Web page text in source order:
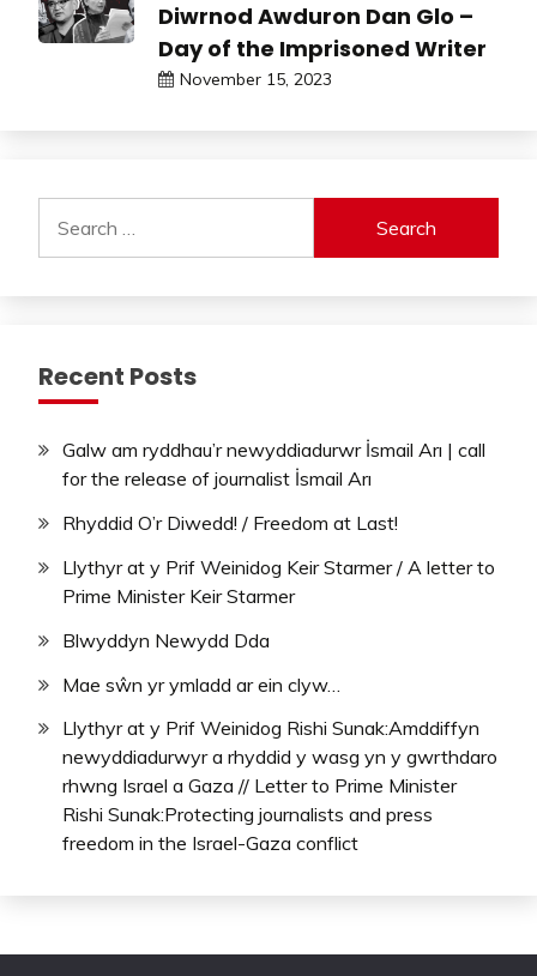
Diwrnod Awduron Dan Glo –
Day of the Imprisoned Writer
November 15, 2023
for:
Recent Posts
Galw am ryddhau’r newyddiadurwr İsmail Arı | call
for the release of journalist İsmail Arı
Rhyddid O’r Diwedd! / Freedom at Last!
Llythyr at y Prif Weinidog Keir Starmer / A letter to
Prime Minister Keir Starmer
Blwyddyn Newydd Dda
Mae sŵn yr ymladd ar ein clyw…
Llythyr at y Prif Weinidog Rishi Sunak:Amddiffyn
newyddiadurwyr a rhyddid y wasg yn y gwrthdaro
rhwng Israel a Gaza // Letter to Prime Minister
Rishi Sunak:Protecting journalists and press
freedom in the Israel-Gaza conflict